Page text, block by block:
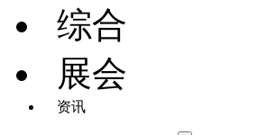
综合
展会
资讯